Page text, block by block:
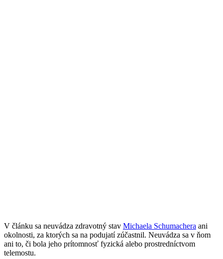
V článku sa neuvádza zdravotný stav Michaela Schumachera ani
okolnosti, za ktorých sa na podujatí zúčastnil. Neuvádza sa v ňom
ani to, či bola jeho prítomnosť fyzická alebo prostredníctvom
telemostu.